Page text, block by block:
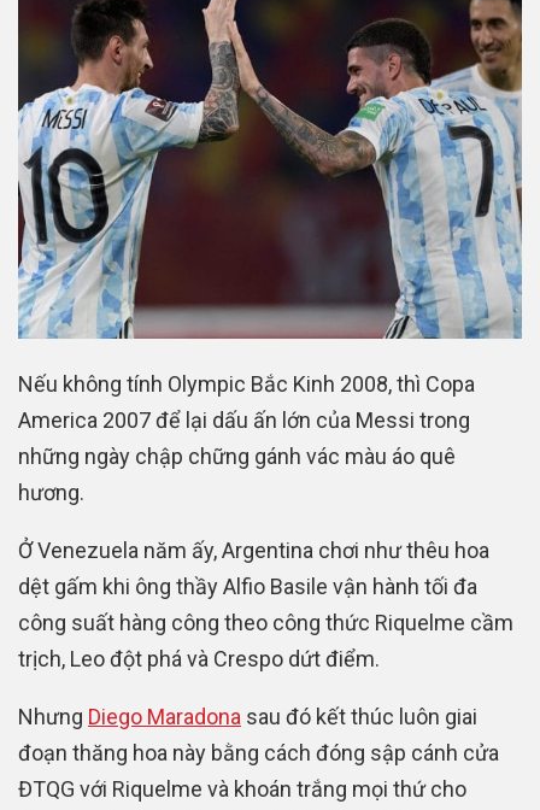
Nếu không tính Olympic Bắc Kinh 2008, thì Copa
America 2007 để lại dấu ấn lớn của Messi trong
những ngày chập chững gánh vác màu áo quê
hương.
Ở Venezuela năm ấy, Argentina chơi như thêu hoa
dệt gấm khi ông thầy Alfio Basile vận hành tối đa
công suất hàng công theo công thức Riquelme cầm
trịch, Leo đột phá và Crespo dứt điểm.
Nhưng Diego Maradona sau đó kết thúc luôn giai
đoạn thăng hoa này bằng cách đóng sập cánh cửa
ĐTQG với Riquelme và khoán trắng mọi thứ cho